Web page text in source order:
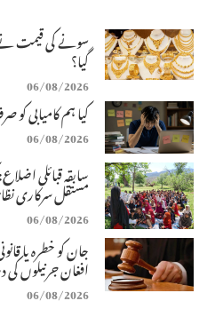
سونے کی قیمت نے
گیا؟
06/08/2026
کیا ہم کامیابی کو
06/08/2026
سابقہ قبائلی
مستقل سرکاری
06/08/2026
جان کو خطرہ یا
افغان جرنیلوں کی
06/08/2026